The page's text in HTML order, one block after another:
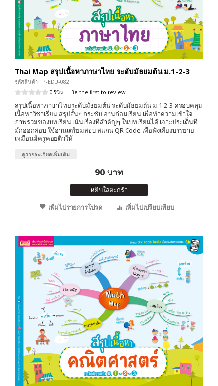
Thai Map สรุปเนื้อหาภาษาไทย ระดับมัธยมต้น ม.1-2-3
รหัสสินค้า : P-EDU-082
0 รีวิว | Be the first to review
สรุปเนื้อหาภาษาไทยระดับมัธยมต้น ระดับมัธยมต้น ม.1-2-3 ครอบคลุม
เนื้อหาวิชาเรียน สรุปสั้นๆ กระชับ อ่านก่อนเรียน เพื่อทำความเข้าใจ
ภาพรวมของบทเรียน เน้นเรื่องที่สำคัญๆ ในบทเรียนได้ เจาะประเด็นที่
มักออกสอบ ใช้อ่านเตรียมสอบ สแกน QR Code เพื่อฟังเสียงบรรยาย
เหมือนมีครูคอยติวให้
ดูรายละเอียดเพิ่มเติม
90 บาท
หยิบใส่ตะกร้า
เพิ่มไปรายการโปรด
เพิ่มไปเปรียบเทียบ